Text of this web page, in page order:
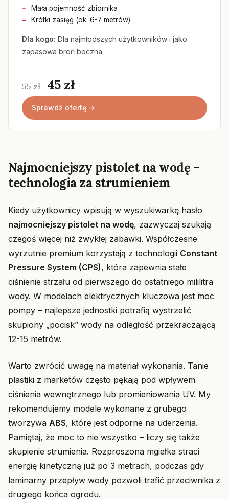
Mała pojemność zbiornika
Krótki zasięg (ok. 6-7 metrów)
Dla kogo: Dla najmłodszych użytkowników i jako
zapasowa broń boczna.
55 zł 45 zł
Sprawdź ofertę →
Najmocniejszy pistolet na wodę –
technologia za strumieniem
Kiedy użytkownicy wpisują w wyszukiwarkę hasło
najmocniejszy pistolet na wodę, zazwyczaj szukają
czegoś więcej niż zwykłej zabawki. Współczesne
wyrzutnie premium korzystają z technologii Constant
Pressure System (CPS), która zapewnia stałe
ciśnienie strzału od pierwszego do ostatniego mililitra
wody. W modelach elektrycznych kluczowa jest moc
pompy – najlepsze jednostki potrafią wystrzelić
skupiony „pocisk” wody na odległość przekraczającą
12-15 metrów.
Warto zwrócić uwagę na materiał wykonania. Tanie
plastiki z marketów często pękają pod wpływem
ciśnienia wewnętrznego lub promieniowania UV. My
rekomendujemy modele wykonane z grubego
tworzywa ABS, które jest odporne na uderzenia.
Pamiętaj, że moc to nie wszystko – liczy się także
skupienie strumienia. Rozproszona mgiełka straci
energię kinetyczną już po 3 metrach, podczas gdy
laminarny przepływ wody pozwoli trafić przeciwnika z
drugiego końca ogrodu.